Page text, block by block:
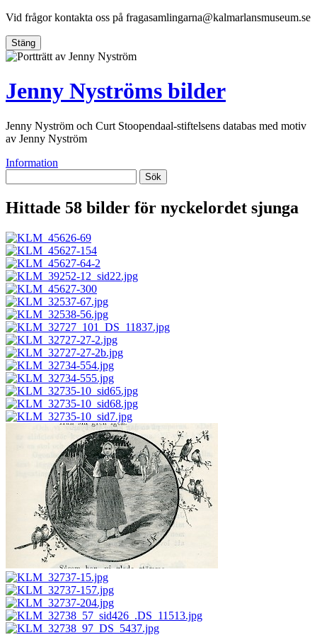
Vid frågor kontakta oss på fragasamlingarna@kalmarlansmuseum.se
Stäng
Jenny Nyströms bilder
Jenny Nyström och Curt Stoopendaal-stiftelsens databas med motiv
av Jenny Nyström
Information
Sök
Hittade 58 bilder för nyckelordet sjunga